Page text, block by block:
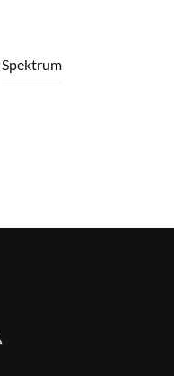
Spektrum